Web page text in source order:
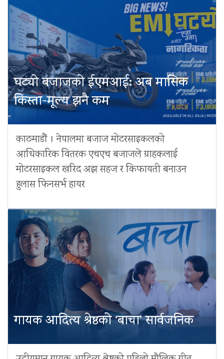
घट्यो बजाजको ईएमआई: अब मासिक
किस्ता-मूल्य झनै कम
काठमाडौं । नेपालमा बजाज मोटरसाइकलको
आधिकारिक वितरक एचएच बजाजले ग्राहकलाई
मोटरसाइकल खरिद अझ सहज र किफायती बनाउन
हुलास फिनसर्भ हायर
गायक आदित्य श्रेष्ठको ‘बाचा’ सार्वजनिक